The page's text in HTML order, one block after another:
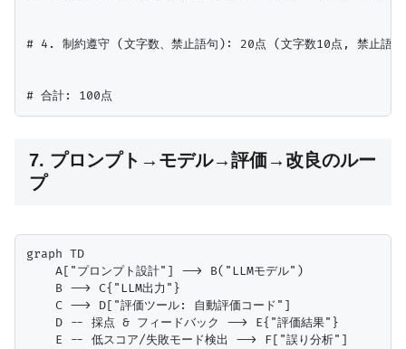
# 4. 制約遵守 (文字数、禁止語句): 20点 (文字数10点, 禁止語
7. プロンプト→モデル→評価→改良のルー
プ
graph TD
    A["プロンプト設計"] --> B("LLMモデル")
    B --> C{"LLM出力"}
    C --> D["評価ツール: 自動評価コード"]
    D -- 採点 & フィードバック --> E{"評価結果"}
    E -- 低スコア/失敗モード検出 --> F["誤り分析"]